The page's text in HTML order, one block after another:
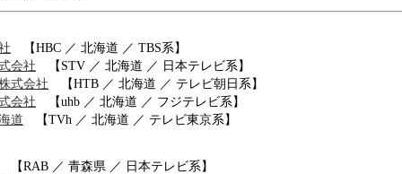
【HBC ／ 北海道 ／ TBS系】
会社 【STV ／ 北海道 ／ 日本テレビ系】
式会社 【HTB ／ 北海道 ／ テレビ朝日系】
会社 【uhb ／ 北海道 ／ フジテレビ系】
道 【TVh ／ 北海道 ／ テレビ東京系】
RAB ／ 青森県 ／ 日本テレビ系】